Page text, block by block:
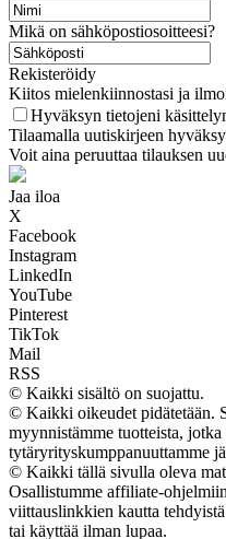
Mikä on sähköpostiosoitteesi?
Rekisteröidy
Kiitos mielenkiinnostasi ja
Hyväksyn tietojeni
Tilaamalla uutiskirjeen
Voit aina peruuttaa tilauksen
Jaa iloa
X
Facebook
Instagram
LinkedIn
YouTube
Pinterest
TikTok
Mail
RSS
© Kaikki sisältö on suojattu.
© Kaikki oikeudet pidätetään.
myynnistämme tuotteista,
tytäryrityskumppanuuttamme
© Kaikki tällä sivulla oleva
Osallistumme affiliate-
viittauslinkkien kautta
tai käyttää ilman lupaa.